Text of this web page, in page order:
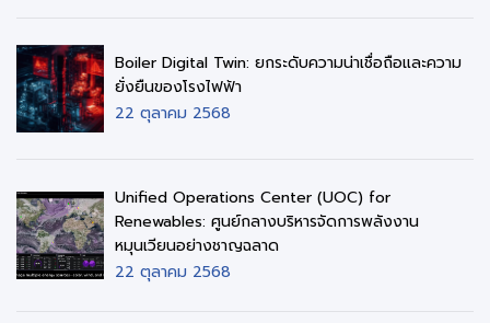
Boiler Digital Twin: ยกระดับความน่าเชื่อถือและความ
ยั่งยืนของโรงไฟฟ้า
22 ตุลาคม 2568
Unified Operations Center (UOC) for
Renewables: ศูนย์กลางบริหารจัดการพลังงาน
หมุนเวียนอย่างชาญฉลาด
22 ตุลาคม 2568